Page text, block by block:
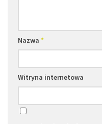
Nazwa *
Witryna internetowa